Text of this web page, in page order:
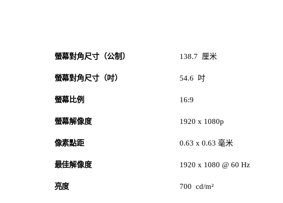
螢幕對角尺寸（公制） 138.7 厘米
螢幕對角尺寸（吋） 54.6 吋
螢幕比例 16:9
螢幕解像度 1920 x 1080p
像素點距 0.63 x 0.63 毫米
最佳解像度 1920 x 1080 @ 60 Hz
亮度 700 cd/m²